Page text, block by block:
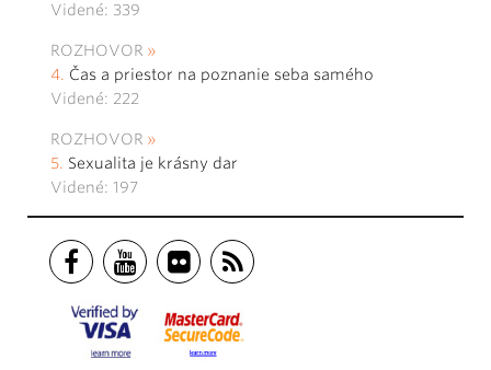
Videné: 339
ROZHOVOR
Čas a priestor na poznanie seba samého
Videné: 222
ROZHOVOR
Sexualita je krásny dar
Videné: 197